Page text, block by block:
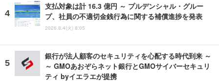
支払対象は計 16.3 億円 ～ プルデンシャル・グルー
プ、社員の不適切金銭行為に関する補償進捗を発表
2026.8.4(火) 8:05
銀行が法人顧客のセキュリティを心配する時代到来 ～
～ GMOあおぞらネット銀行とGMOサイバーセキュリ
ティ byイエラエが提携